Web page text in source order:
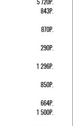
843Р.
870Р.
290Р.
1 296Р.
850Р.
664Р.
1 500Р.